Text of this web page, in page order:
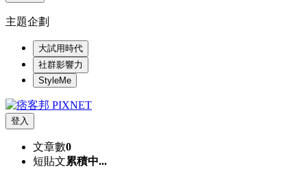
主題企劃
大試用時代
社群影響力
StyleMe
登入
文章數0
短貼文累積中...